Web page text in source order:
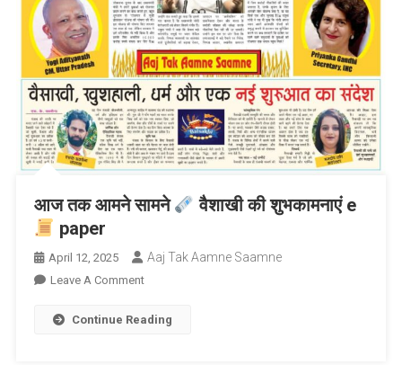
आज तक आमने सामने
वैशाखी की शुभकामनाएं e
paper
April 12, 2025 Aaj Tak Aamne Saamne
Leave A CommentOn
तक
Continue Reading